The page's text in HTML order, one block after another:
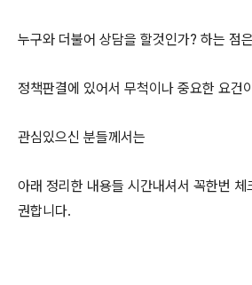
누구와 더불어 상담을 할것인가? 하는 점은
정책판결에 있어서 무척이나 중요한 요건
관심있으신 분들께서는
아래 정리한 내용들 시간내셔서 꼭한번 체
권합니다.